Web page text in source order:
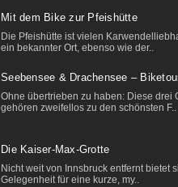
Mit dem Bike zur Pfeishütte
Die Pfeishütte ist vielen
ein bekannter Ort, ebenso wie der..
Seebensee & Drachensee –
Ohne übertrieben zu haben: Diese drei
gehören zweifellos zu den schönsten F..
Die Kaiser-Max-Grotte
Nicht weit von Innsbruck entfernt bietet
Gelegenheit für eine kurze, my..